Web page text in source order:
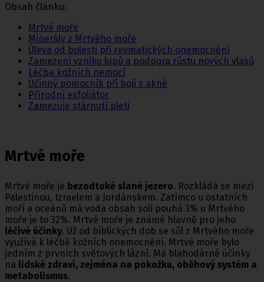
Obsah článku:
Mrtvé moře
Minerály z Mrtvého moře
Úleva od bolesti při revmatických onemocnění
Zamezení vzniku lupů a podpora růstu nových vlasů
Léčba kožních nemocí
Účinný pomocník při boji s akné
Přírodní exfoliátor
Zamezuje stárnutí pleti
Mrtvé moře
Mrtvé moře je bezodtoké slané jezero. Rozkládá se mezi
Palestinou, Izraelem a Jordánskem. Zatímco u ostatních
moří a oceánů má voda obsah soli pouhá 3% u Mrtvého
moře je to 32%. Mrtvé moře je známé hlavně pro jeho
léčivé účinky. Už od biblických dob se sůl z Mrtvého moře
využívá k léčbě kožních onemocnění. Mrtvé moře bylo
jedním z prvních světových lázní. Má blahodárné účinky
na lidské zdraví, zejména na pokožku, oběhový systém a
metabolismus.